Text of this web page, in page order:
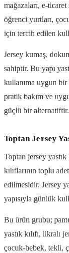
mağazaları, e-ticaret
öğrenci yurtları,
için tercih edilen
Jersey kumaş,
sahiptir. Bu yapı
kullanıma uygun bir
pratik bakım ve
güçlü bir alternatiftir.
Toptan Jersey
Toptan jersey yastık
kılıflarının toplu
edilmesidir. Jersey
yapısıyla günlük
Bu ürün grubu;
yastık kılıfı, likralı
çocuk-bebek, tekli,